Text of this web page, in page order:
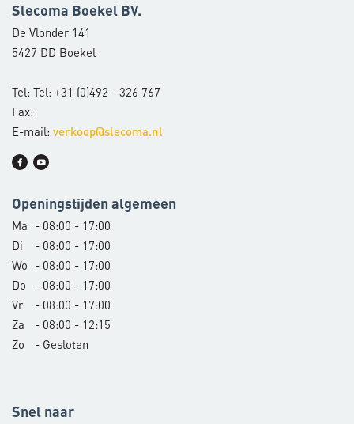
Slecoma Boekel BV.
De Vlonder 141
5427 DD Boekel
Tel: Tel: +31 (0)492 - 326 767
Fax:
E-mail: verkoop@slecoma.nl
Openingstijden algemeen
Ma
- 08:00 - 17:00
Di
- 08:00 - 17:00
Wo
- 08:00 - 17:00
Do
- 08:00 - 17:00
Vr
- 08:00 - 17:00
Za
- 08:00 - 12:15
Zo
- Gesloten
Snel naar